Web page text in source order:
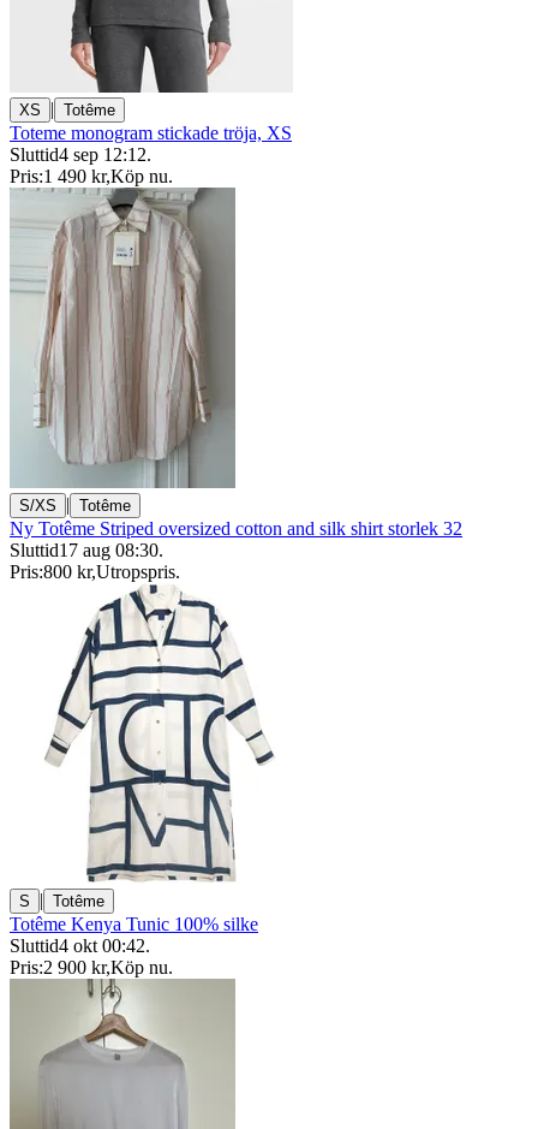
XS | Totême
Toteme monogram stickade tröja, XS
Sluttid4 sep 12:12.
Pris:1 490 kr,Köp nu.
S/XS | Totême
Ny Totême Striped oversized cotton and silk shirt storlek 32
Sluttid17 aug 08:30.
Pris:800 kr,Utropspris.
S | Totême
Totême Kenya Tunic 100% silke
Sluttid4 okt 00:42.
Pris:2 900 kr,Köp nu.